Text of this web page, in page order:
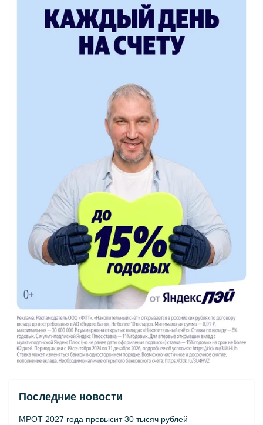
Последние новости
МРОТ 2027 года превысит 30 тысяч рублей